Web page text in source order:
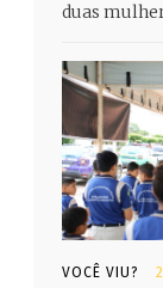
duas
VOCÊ VIU?